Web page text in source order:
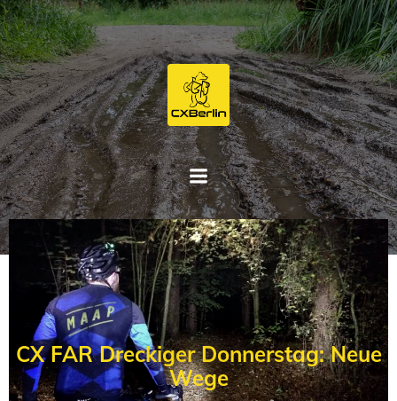
Zum
Inhalt
springen
CX FAR Dreckiger Donnerstag: Neue
Wege